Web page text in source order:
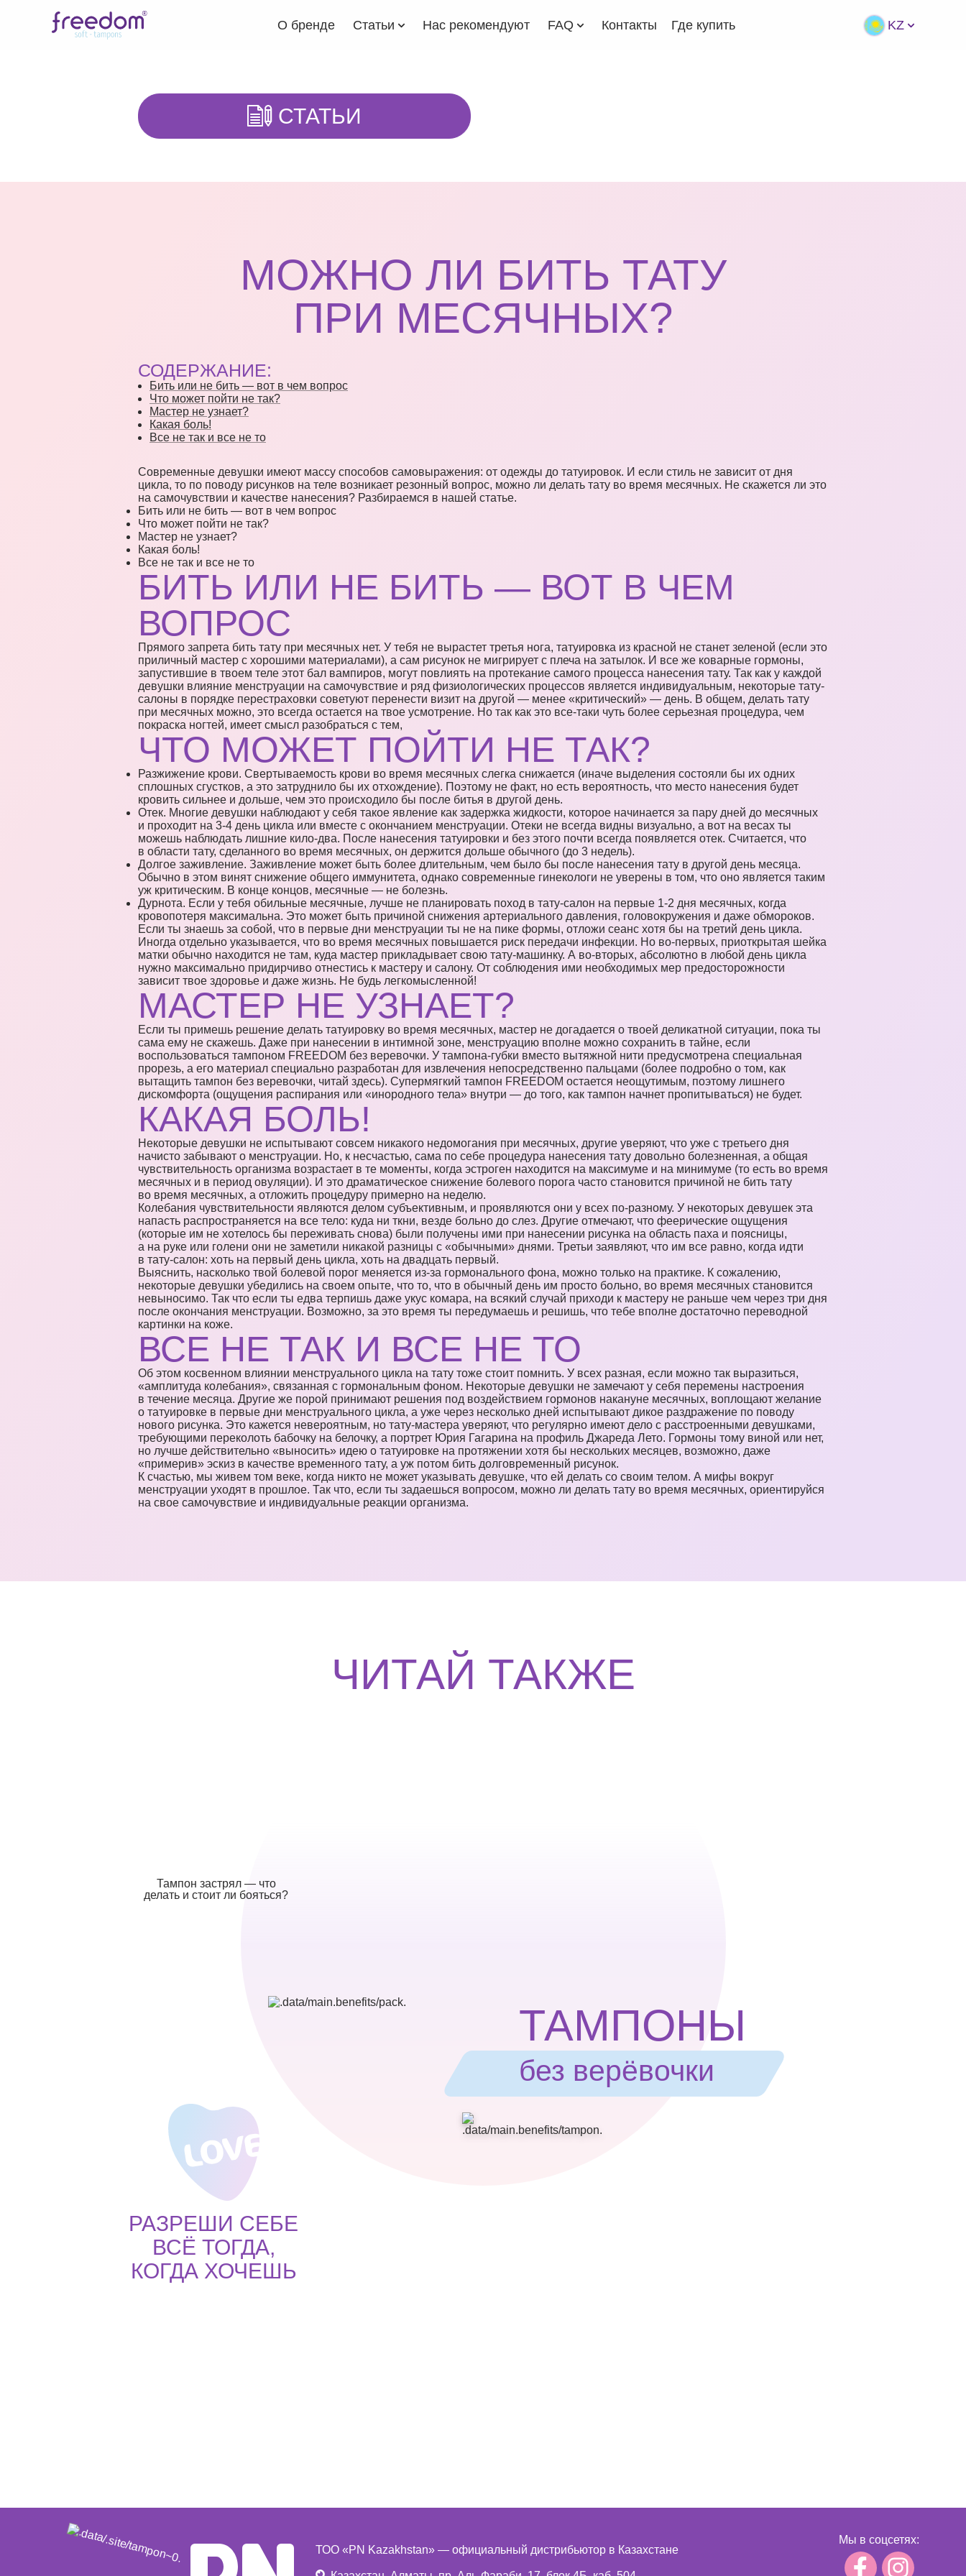
О бренде Статьи Нас рекомендуют FAQ Контакты Где купить KZ
СТАТЬИ
МОЖНО ЛИ БИТЬ ТАТУ
ПРИ МЕСЯЧНЫХ?
СОДЕРЖАНИЕ:
Бить или не бить — вот в чем вопрос
Что может пойти не так?
Мастер не узнает?
Какая боль!
Все не так и все не то
Современные девушки имеют массу способов самовыражения: от одежды до татуировок. И если стиль не зависит от дня
цикла, то по поводу рисунков на теле возникает резонный вопрос, можно ли делать тату во время месячных. Не скажется ли это
на самочувствии и качестве нанесения? Разбираемся в нашей статье.
Бить или не бить — вот в чем вопрос
Что может пойти не так?
Мастер не узнает?
Какая боль!
Все не так и все не то
БИТЬ ИЛИ НЕ БИТЬ — ВОТ В ЧЕМ
ВОПРОС
Прямого запрета бить тату при месячных нет. У тебя не вырастет третья нога, татуировка из красной не станет зеленой (если это
приличный мастер с хорошими материалами), а сам рисунок не мигрирует с плеча на затылок. И все же коварные гормоны,
запустившие в твоем теле этот бал вампиров, могут повлиять на протекание самого процесса нанесения тату. Так как у каждой
девушки влияние менструации на самочувствие и ряд физиологических процессов является индивидуальным, некоторые тату-
салоны в порядке перестраховки советуют перенести визит на другой — менее «критический» — день. В общем, делать тату
при месячных можно, это всегда остается на твое усмотрение. Но так как это все-таки чуть более серьезная процедура, чем
покраска ногтей, имеет смысл разобраться с тем,
ЧТО МОЖЕТ ПОЙТИ НЕ ТАК?
Разжижение крови. Свертываемость крови во время месячных слегка снижается (иначе выделения состояли бы их одних
сплошных сгустков, а это затруднило бы их отхождение). Поэтому не факт, но есть вероятность, что место нанесения будет
кровить сильнее и дольше, чем это происходило бы после битья в другой день.
Отек. Многие девушки наблюдают у себя такое явление как задержка жидкости, которое начинается за пару дней до месячных
и проходит на 3-4 день цикла или вместе с окончанием менструации. Отеки не всегда видны визуально, а вот на весах ты
можешь наблюдать лишние кило-два. После нанесения татуировки и без этого почти всегда появляется отек. Считается, что
в области тату, сделанного во время месячных, он держится дольше обычного (до 3 недель).
Долгое заживление. Заживление может быть более длительным, чем было бы после нанесения тату в другой день месяца.
Обычно в этом винят снижение общего иммунитета, однако современные гинекологи не уверены в том, что оно является таким
уж критическим. В конце концов, месячные — не болезнь.
Дурнота. Если у тебя обильные месячные, лучше не планировать поход в тату-салон на первые 1-2 дня месячных, когда
кровопотеря максимальна. Это может быть причиной снижения артериального давления, головокружения и даже обмороков.
Если ты знаешь за собой, что в первые дни менструации ты не на пике формы, отложи сеанс хотя бы на третий день цикла.
Иногда отдельно указывается, что во время месячных повышается риск передачи инфекции. Но во-первых, приоткрытая шейка
матки обычно находится не там, куда мастер прикладывает свою тату-машинку. А во-вторых, абсолютно в любой день цикла
нужно максимально придирчиво отнестись к мастеру и салону. От соблюдения ими необходимых мер предосторожности
зависит твое здоровье и даже жизнь. Не будь легкомысленной!
МАСТЕР НЕ УЗНАЕТ?
Если ты примешь решение делать татуировку во время месячных, мастер не догадается о твоей деликатной ситуации, пока ты
сама ему не скажешь. Даже при нанесении в интимной зоне, менструацию вполне можно сохранить в тайне, если
воспользоваться тампоном FREEDOM без веревочки. У тампона-губки вместо вытяжной нити предусмотрена специальная
прорезь, а его материал специально разработан для извлечения непосредственно пальцами (более подробно о том, как
вытащить тампон без веревочки, читай здесь). Супермягкий тампон FREEDOM остается неощутимым, поэтому лишнего
дискомфорта (ощущения распирания или «инородного тела» внутри — до того, как тампон начнет пропитываться) не будет.
КАКАЯ БОЛЬ!
Некоторые девушки не испытывают совсем никакого недомогания при месячных, другие уверяют, что уже с третьего дня
начисто забывают о менструации. Но, к несчастью, сама по себе процедура нанесения тату довольно болезненная, а общая
чувствительность организма возрастает в те моменты, когда эстроген находится на максимуме и на минимуме (то есть во время
месячных и в период овуляции). И это драматическое снижение болевого порога часто становится причиной не бить тату
во время месячных, а отложить процедуру примерно на неделю.
Колебания чувствительности являются делом субъективным, и проявляются они у всех по-разному. У некоторых девушек эта
напасть распространяется на все тело: куда ни ткни, везде больно до слез. Другие отмечают, что феерические ощущения
(которые им не хотелось бы переживать снова) были получены ими при нанесении рисунка на область паха и поясницы,
а на руке или голени они не заметили никакой разницы с «обычными» днями. Третьи заявляют, что им все равно, когда идти
в тату-салон: хоть на первый день цикла, хоть на двадцать первый.
Выяснить, насколько твой болевой порог меняется из-за гормонального фона, можно только на практике. К сожалению,
некоторые девушки убедились на своем опыте, что то, что в обычный день им просто больно, во время месячных становится
невыносимо. Так что если ты едва терпишь даже укус комара, на всякий случай приходи к мастеру не раньше чем через три дня
после окончания менструации. Возможно, за это время ты передумаешь и решишь, что тебе вполне достаточно переводной
картинки на коже.
ВСЕ НЕ ТАК И ВСЕ НЕ ТО
Об этом косвенном влиянии менструального цикла на тату тоже стоит помнить. У всех разная, если можно так выразиться,
«амплитуда колебания», связанная с гормональным фоном. Некоторые девушки не замечают у себя перемены настроения
в течение месяца. Другие же порой принимают решения под воздействием гормонов накануне месячных, воплощают желание
о татуировке в первые дни менструального цикла, а уже через несколько дней испытывают дикое раздражение по поводу
нового рисунка. Это кажется невероятным, но тату-мастера уверяют, что регулярно имеют дело с расстроенными девушками,
требующими переколоть бабочку на белочку, а портрет Юрия Гагарина на профиль Джареда Лето. Гормоны тому виной или нет,
но лучше действительно «выносить» идею о татуировке на протяжении хотя бы нескольких месяцев, возможно, даже
«примерив» эскиз в качестве временного тату, а уж потом бить долговременный рисунок.
К счастью, мы живем том веке, когда никто не может указывать девушке, что ей делать со своим телом. А мифы вокруг
менструации уходят в прошлое. Так что, если ты задаешься вопросом, можно ли делать тату во время месячных, ориентируйся
на свое самочувствие и индивидуальные реакции организма.
ЧИТАЙ ТАКЖЕ
Тампон застрял — что
делать и стоит ли бояться?
ТАМПОНЫ
без верёвочки
РАЗРЕШИ СЕБЕ
ВСЁ ТОГДА,
КОГДА ХОЧЕШЬ
ТОО «PN Kazakhstan» — официальный дистрибьютор в Казахстане
Мы в соцсетях: